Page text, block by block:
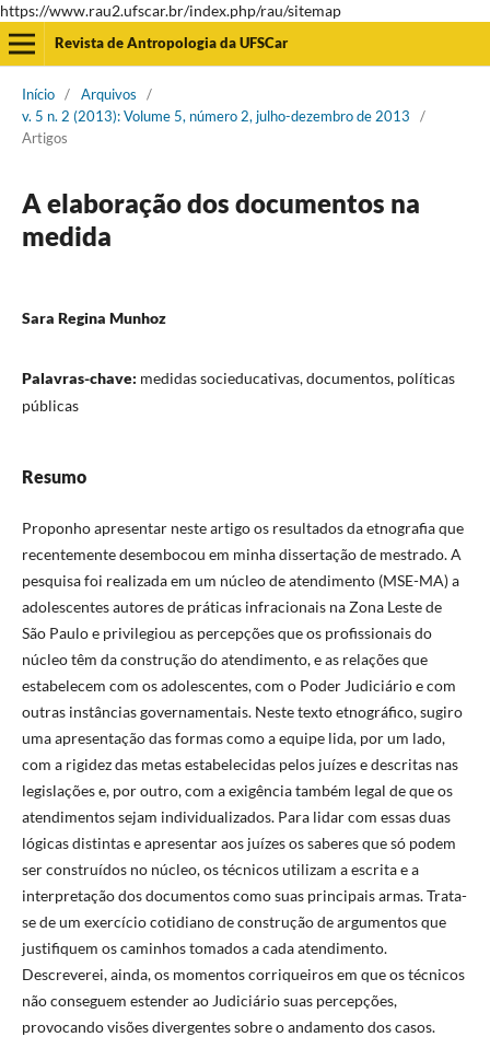
https://www.rau2.ufscar.br/index.php/rau/sitemap
Revista de Antropologia da UFSCar
Início / Arquivos
/
v. 5 n. 2 (2013): Volume 5, número 2, julho-dezembro de 2013
/
Artigos
A elaboração dos documentos na
medida
Sara Regina Munhoz
Palavras-chave: medidas socieducativas, documentos, políticas
públicas
Resumo
Proponho apresentar neste artigo os resultados da etnografia que
recentemente desembocou em minha dissertação de mestrado. A
pesquisa foi realizada em um núcleo de atendimento (MSE-MA) a
adolescentes autores de práticas infracionais na Zona Leste de
São Paulo e privilegiou as percepções que os profissionais do
núcleo têm da construção do atendimento, e as relações que
estabelecem com os adolescentes, com o Poder Judiciário e com
outras instâncias governamentais. Neste texto etnográfico, sugiro
uma apresentação das formas como a equipe lida, por um lado,
com a rigidez das metas estabelecidas pelos juízes e descritas nas
legislações e, por outro, com a exigência também legal de que os
atendimentos sejam individualizados. Para lidar com essas duas
lógicas distintas e apresentar aos juízes os saberes que só podem
ser construídos no núcleo, os técnicos utilizam a escrita e a
interpretação dos documentos como suas principais armas. Trata-
se de um exercício cotidiano de construção de argumentos que
justifiquem os caminhos tomados a cada atendimento.
Descreverei, ainda, os momentos corriqueiros em que os técnicos
não conseguem estender ao Judiciário suas percepções,
provocando visões divergentes sobre o andamento dos casos.